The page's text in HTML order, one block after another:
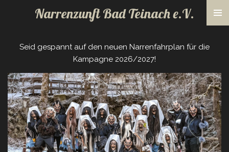
Narrenzunft Bad Teinache.V.
Seid gespannt auf den neuen Narrenfahrplan für die
Kampagne 2026/2027!